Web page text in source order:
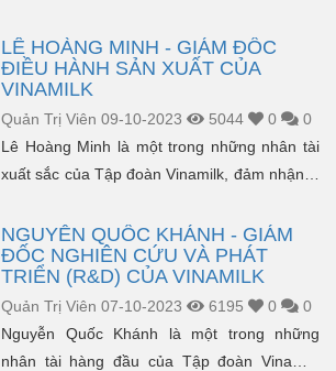
tập đoàn Xây...
LÊ HOÀNG MINH - GIÁM ĐỐC
ĐIỀU HÀNH SẢN XUẤT CỦA
VINAMILK
Quản Trị Viên 09-10-2023 5044 0
0
Lê Hoàng Minh là một trong những nhân tài
xuất sắc của Tập đoàn Vinamilk, đảm nhận vị
xuất....
NGUYỄN QUỐC KHÁNH - GIÁM
ĐỐC NGHIÊN CỨU VÀ PHÁT
TRIỂN (R&D) CỦA VINAMILK
Quản Trị Viên 07-10-2023 6195 0
0
Nguyễn Quốc Khánh là một trong những
nhân tài hàng đầu của Tập đoàn Vinamilk